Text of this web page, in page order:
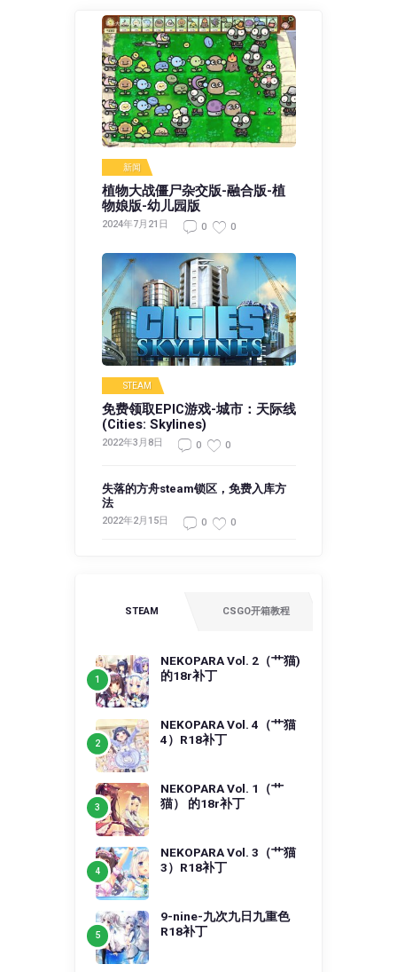
新闻
植物大战僵尸杂交版-融合版-植
物娘版-幼儿园版
2024年7月21日 0 0
STEAM
免费领取EPIC游戏-城市：天际线
(Cities: Skylines)
2022年3月8日 0 0
失落的方舟steam锁区，免费入库方
法
2022年2月15日 0 0
STEAM CSGO开箱教程
NEKOPARA Vol. 2（艹猫)
的18r补丁
NEKOPARA Vol. 4（艹猫
4）R18补丁
NEKOPARA Vol. 1（艹
猫） 的18r补丁
NEKOPARA Vol. 3（艹猫
3）R18补丁
9-nine-九次九日九重色
R18补丁